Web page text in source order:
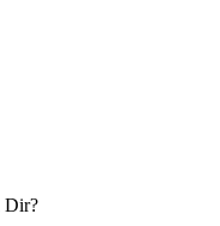
Dir?